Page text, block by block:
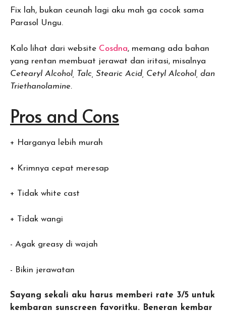
Fix lah, bukan ceunah lagi aku mah ga cocok sama
Parasol Ungu.
Kalo lihat dari website Cosdna, memang ada bahan
yang rentan membuat jerawat dan iritasi, misalnya
Cetearyl Alcohol, Talc, Stearic Acid, Cetyl Alcohol, dan
Triethanolamine.
Pros and Cons
+ Harganya lebih murah
+ Krimnya cepat meresap
+ Tidak white cast
+ Tidak wangi
- Agak greasy di wajah
- Bikin jerawatan
Sayang sekali aku harus memberi rate 3/5 untuk
kembaran sunscreen favoritku. Beneran kembar